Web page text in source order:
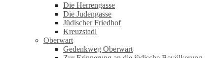
Die Herrengasse
Die Judengasse
Jüdischer Friedhof
Kreuzstadl
Oberwart
Gedenkweg Oberwart